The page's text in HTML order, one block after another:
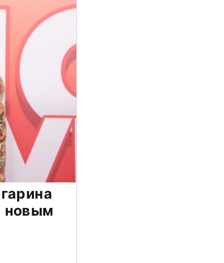
новым